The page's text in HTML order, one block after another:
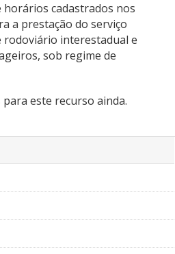
horários cadastrados nos
a prestação do serviço
interestadual e
sob regime de
este recurso ainda.